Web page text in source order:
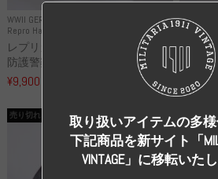
WWII GERMANY
Repro Hat and Cap Police and other
レプリカ ドイツ秩序警察 都市
防護警察 クラッシュキャップ...
¥9,900
WWII
レプ
製 国
リ...
¥55,000
売り切れ 売り切れ
取り扱いアイテムの多様
下記商品を新サイト「
VINTAGE」に移転いた